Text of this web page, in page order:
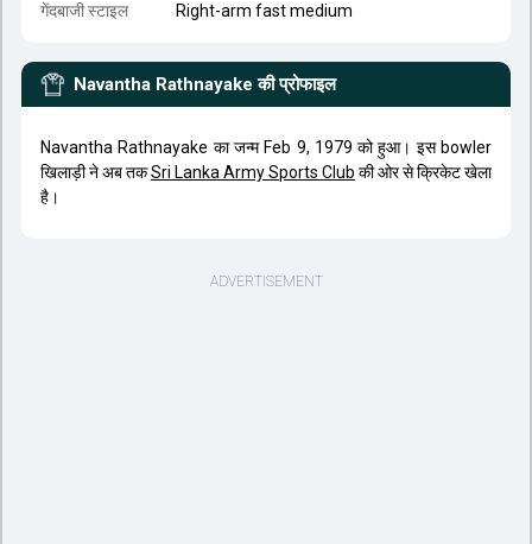
गेंदबाजी स्टाइल Right-arm fast medium
Navantha Rathnayake की प्रोफाइल
Navantha Rathnayake का जन्म Feb 9, 1979 को हुआ। इस bowler
खिलाड़ी ने अब तकSri Lanka Army Sports Club की ओर से क्रिकेट खेला
है।